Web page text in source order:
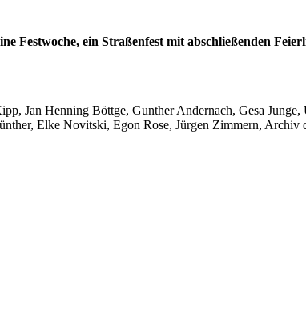
Festwoche, ein Straßenfest mit abschließenden
Jan Henning Böttge, Gunther Andernach, Gesa
Elke Novitski, Egon Rose, Jürgen Zimmern,